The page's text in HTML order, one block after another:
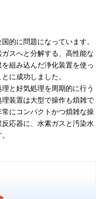
的に問題になっています。
スへと分解する、高性能な
組み込んだ浄化装置を使っ
に成功しました。
と好気処理を周期的に行う
装置は大型で操作も煩雑で
にコンパクトかつ煩雑な操
応器に、水素ガスと汚染水